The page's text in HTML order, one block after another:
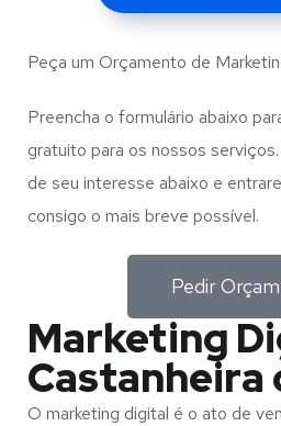
Peça um Orçamento de
Preencha o formulário abaixo
gratuito para os nossos
de seu interesse abaixo e
consigo o mais breve possível.
Pedir
Marketing
Castanheira
O marketing digital é o ato de